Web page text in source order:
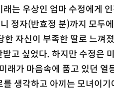
는 우상인 엄마 수정에게
정자(반효정 분)까지 모두
자신이 부족한 딸로 느껴
고 싶었다. 하지만 수정은
래가 마음속에 품고 있던 열
생각하고 아끼는 모녀이